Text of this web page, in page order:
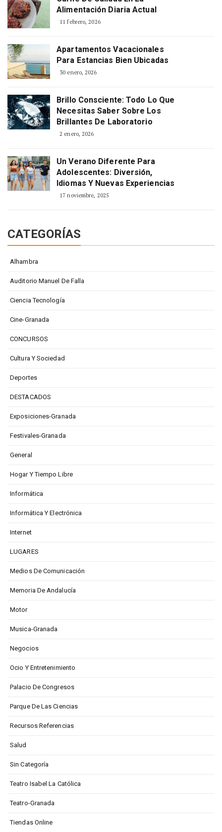
Alimentación Diaria Actual
11 febrero, 2026
Apartamentos Vacacionales
Para Estancias Bien Ubicadas
30 enero, 2026
Brillo Consciente: Todo Lo Que
Necesitas Saber Sobre Los
Brillantes De Laboratorio
2 enero, 2026
Un Verano Diferente Para
Adolescentes: Diversión,
Idiomas Y Nuevas Experiencias
17 noviembre, 2025
CATEGORÍAS
Alhambra
Auditorio Manuel De Falla
Ciencia Tecnología
Cine-Granada
CONCURSOS
Cultura Y Sociedad
Deportes
DESTACADOS
Exposiciones-Granada
Festivales-Granada
General
Hogar Y Tiempo Libre
Informática
Informática Y Electrónica
Internet
LUGARES
Medios De Comunicación
Memoria De Andalucía
Motor
Musica-Granada
Negocios
Ocio Y Entretenimiento
Palacio De Congresos
Parque De Las Ciencias
Recursos Referencias
Salud
Sin Categoría
Teatro Isabel La Católica
Teatro-Granada
Tiendas Online